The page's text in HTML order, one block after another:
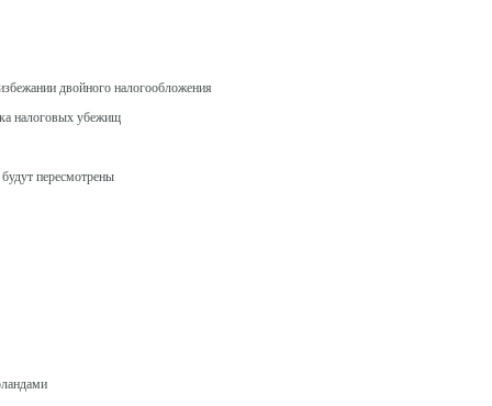
двойного налогообложения
налоговых убежищ
пересмотрены